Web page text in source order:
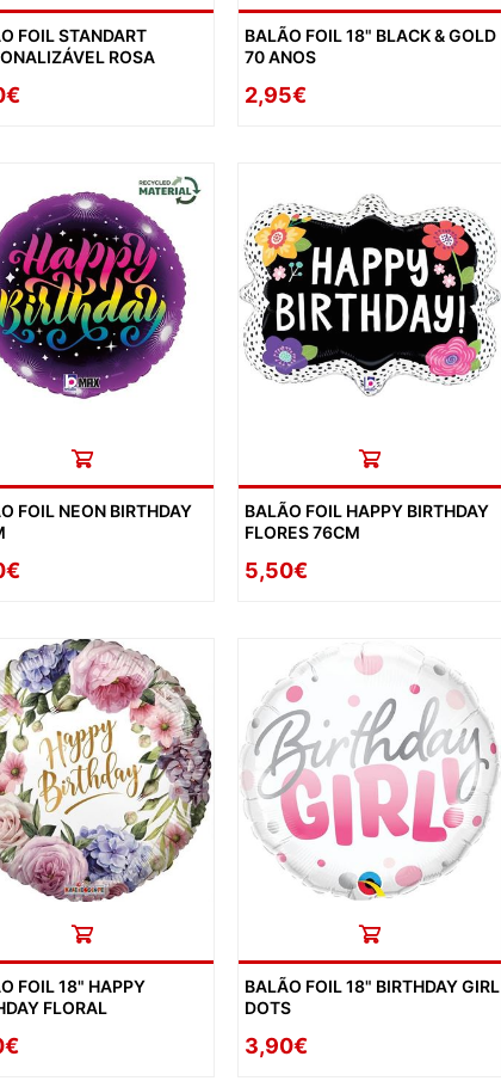
FOIL STANDART
ROSA
BALÃO FOIL 18" BLACK & GOLD
70 ANOS
2,95€
FOIL NEON BIRTHDAY
BALÃO FOIL HAPPY BIRTHDAY
FLORES 76CM
5,50€
FOIL 18" HAPPY
FLORAL
BALÃO FOIL 18" BIRTHDAY GIRL
DOTS
3,90€